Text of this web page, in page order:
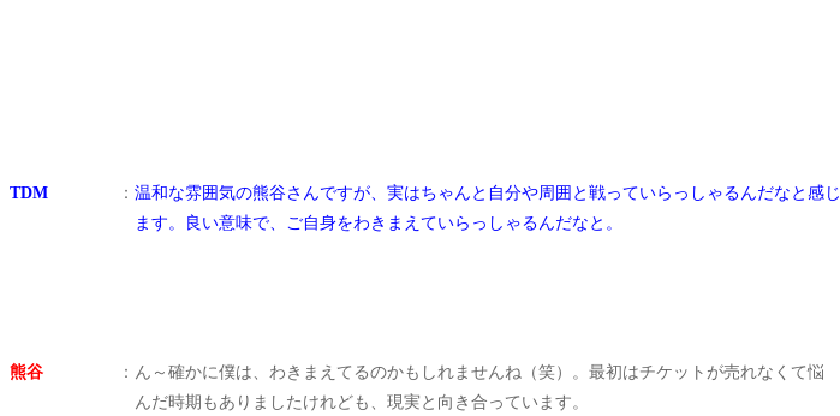
TDM ： 温和な雰囲気の熊谷さんですが、実はちゃんと自分や周囲と戦っていらっしゃるんだなと感じ
ます。良い意味で、ご自身をわきまえていらっしゃるんだなと。
熊谷 ： ん～確かに僕は、わきまえてるのかもしれませんね（笑）。最初はチケットが売れなくて悩
んだ時期もありましたけれども、現実と向き合っています。